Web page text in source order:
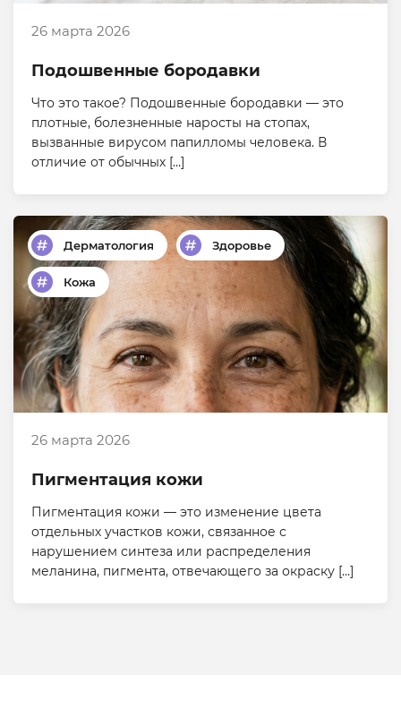
26 марта 2026
Подошвенные бородавки
Что это такое? Подошвенные бородавки — это
плотные, болезненные наросты на стопах,
вызванные вирусом папилломы человека. В
отличие от обычных […]
Дерматология Здоровье
Кожа
26 марта 2026
Пигментация кожи
Пигментация кожи — это изменение цвета
отдельных участков кожи, связанное с
нарушением синтеза или распределения
меланина, пигмента, отвечающего за окраску […]